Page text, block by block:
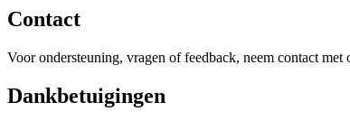
Contact
Voor ondersteuning, vragen of feedback, neem contact met
Dankbetuigingen